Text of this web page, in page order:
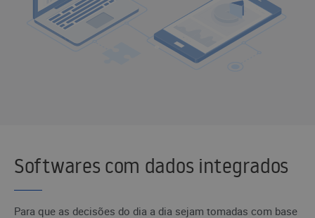
Softwares com dados integrados
Para que as decisões do dia a dia sejam tomadas com base